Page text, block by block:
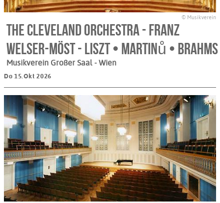
© Musikverein
The Cleveland Orchestra - Franz
Welser-Möst - Liszt • Martinů • Brahms
Musikverein Großer Saal - Wien
Do 15.Okt 2026